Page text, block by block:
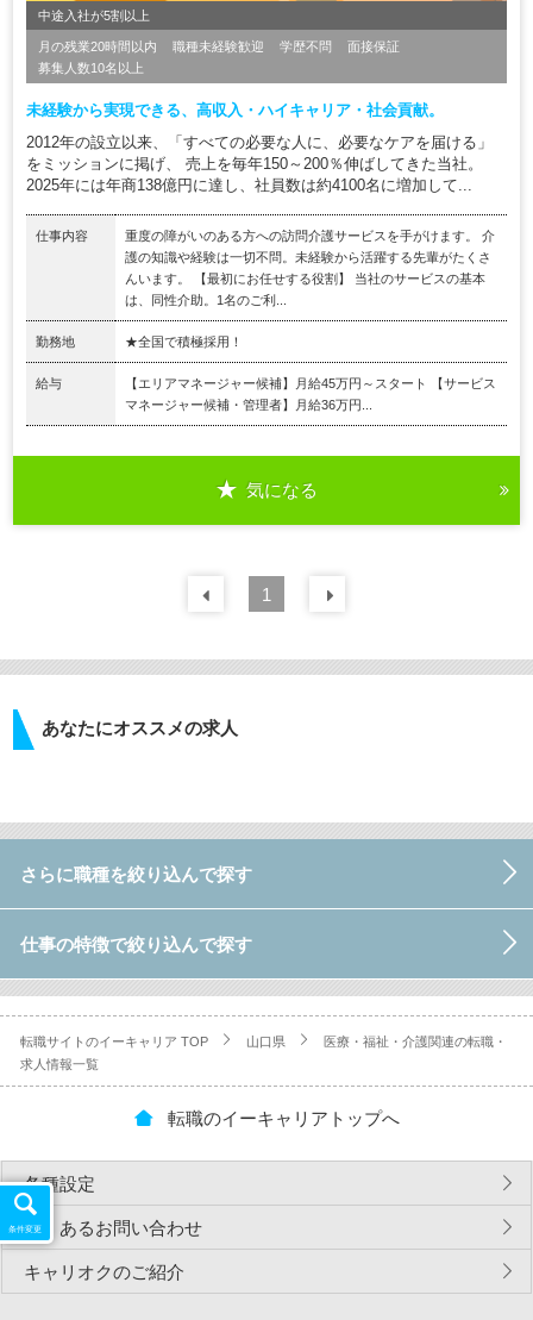
中途入社が5割以上
月の残業20時間以内 職種未経験歓迎 学歴不問
面接保証
募集人数10名以上
未経験から実現できる、高収入・ハイキャリア・社会貢献。
2012年の設立以来、「すべての必要な人に、必要なケアを届ける」
をミッションに掲げ、 売上を毎年150～200％伸ばしてきた当社。
2025年には年商138億円に達し、社員数は約4100名に増加して...
仕事内容
重度の障がいのある方への訪問介護サービスを手がけます。 介
護の知識や経験は一切不問。未経験から活躍する先輩がたくさ
んいます。 【最初にお任せする役割】 当社のサービスの基本
は、同性介助。1名のご利...
勤務地 ★全国で積極採用！
給与
【エリアマネージャー候補】月給45万円～スタート 【サービス
マネージャー候補・管理者】月給36万円...
気になる
前の 件
1
あなたにオススメの求人
さらに職種を絞り込んで探す
仕事の特徴で絞り込んで探す
転職サイトのイーキャリア TOP 山口県
医療・福祉・介護関連の転職・
求人情報一覧
条件変更
転職のイーキャリアトップへ
各種設定
よくあるお問い合わせ
キャリオクのご紹介